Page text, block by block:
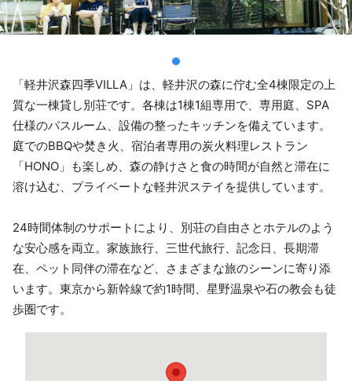
「軽井沢森四季VILLA」は、軽井沢の森に佇む全4棟限定の上
質な一棟貸し別荘です。各棟は1棟1組専用で、専用庭、SPA
仕様のバスルーム、設備の整ったキッチンを備えています。
庭でのBBQや焚き火、宿泊者専用の炭火料理レストラン
「HONO」も楽しめ、森の静けさと食の時間が自然と滞在に
溶け込む、プライベートな軽井沢ステイを提供しています。
24時間体制のサポートにより、別荘の自由さとホテルのよう
な安心感を両立。家族旅行、三世代旅行、記念日、長期滞
在、ペット同伴の滞在など、さまざまな旅のシーンに寄り添
います。東京から新幹線で約1時間、星野温泉や石の教会も徒
歩圏です。